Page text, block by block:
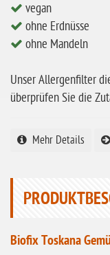
ohne Hafer
ohne Zuckerzusatz
ohne Mais
ohne Sesam
ohne
ohne Vanille
vegan
ohne Erdnüsse
ohne Mandeln
Unser Allergenfilter
überprüfen Sie die
Mehr Details
Biofix Toskana